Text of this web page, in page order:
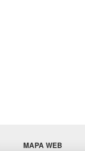
MAPA WEB